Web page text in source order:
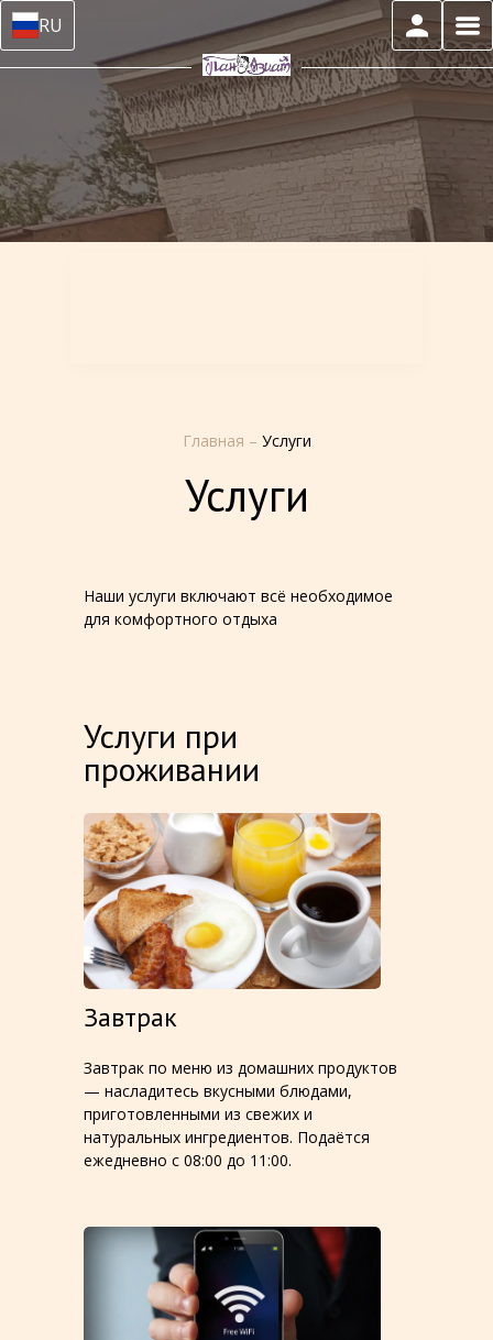
RU
Главная – Услуги
Услуги
Наши услуги включают всё необходимое
для комфортного отдыха
Услуги при
проживании
Завтрак
Завтрак по меню из домашних продуктов
— насладитесь вкусными блюдами,
приготовленными из свежих и
натуральных ингредиентов. Подаётся
ежедневно с 08:00 до 11:00.